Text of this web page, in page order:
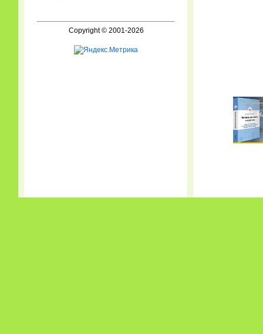
Copyright © 2001-2026